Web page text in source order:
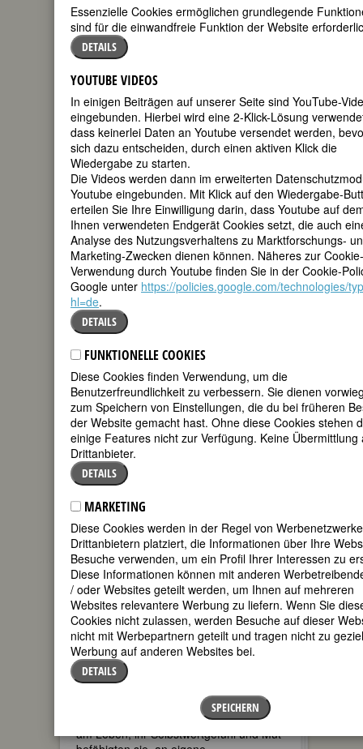
FEMBIO SPECIAL: FEMBIOGRAFIEN
VON MECHTHILD WINKLER-JORDAN
(1947 - 2025)
MARGARETE STEIFF
(Apollonia
Margarete
Steiff)
geboren am
24. Juli 1847 in
Giengen an
der Brenz
gestorben am
9. Mai 1909 in
Giengen an
der Brenz
deutsche Kunsthandwerkerin,
Gründerin einer Weltfirma
115. Todestag am 9. Mai 2024
Biografie•Zitate• Weblinks•Literatur &
Quellen•Bildquellen
BIOGRAFIE
bekam
Margarete
hohes
Fieber;
danach
waren beide
Beine
gelähmt und
der rechte
unter Schmerzen beweglich. Das Kind
war zunächst ein bedrückender
Fürsorgefall. Aber Margaretes Freude
am Leben, ihr Selbstwertgefühl und Mut
Essenzielle Cookies ermöglichen grundlegende
sind für die einwandfreie Funktion der Website
DETAILS
YOUTUBE VIDEOS
In einigen Beiträgen auf unserer Seite sind YouTube-
eingebunden. Hierbei wird eine 2-Klick-Lösung
dass keinerlei Daten an Youtube versendet werden,
sich dazu entscheiden, durch einen aktiven Klick die
Wiedergabe zu starten.
Die Videos werden dann im erweiterten
Youtube eingebunden. Mit Klick auf den Wiedergabe-
erteilen Sie Ihre Einwilligung darin, dass Youtube auf
Ihnen verwendeten Endgerät Cookies setzt, die auch
Analyse des Nutzungsverhaltens zu Marktforschungs-
Marketing-Zwecken dienen können. Näheres zur Cookie-
Verwendung durch Youtube finden Sie in der Cookie-
Google unter https://policies.google.com/technologies/
hl=de.
DETAILS
FUNKTIONELLE COOKIES
Diese Cookies finden Verwendung, um die
Benutzerfreundlichkeit zu verbessern. Sie dienen
zum Speichern von Einstellungen, die du bei früheren
der Website gemacht hast. Ohne diese Cookies stehen
einige Features nicht zur Verfügung. Keine Übermittlung
Drittanbieter.
DETAILS
MARKETING
Diese Cookies werden in der Regel von
Drittanbietern platziert, die Informationen über Ihre
Besuche verwenden, um ein Profil Ihrer Interessen zu
Diese Informationen können mit anderen
/ oder Websites geteilt werden, um Ihnen auf mehreren
Websites relevantere Werbung zu liefern. Wenn Sie
Cookies nicht zulassen, werden Besuche auf dieser
nicht mit Werbepartnern geteilt und tragen nicht zu
Werbung auf anderen Websites bei.
DETAILS
SPEICHERN